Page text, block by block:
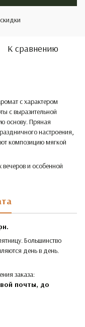
К сравнению
с характером
с выразительной
основу. Пряная
настроения,
композицию мягкой
и особенной
Большинство
день в день.
заказа:
почты, до